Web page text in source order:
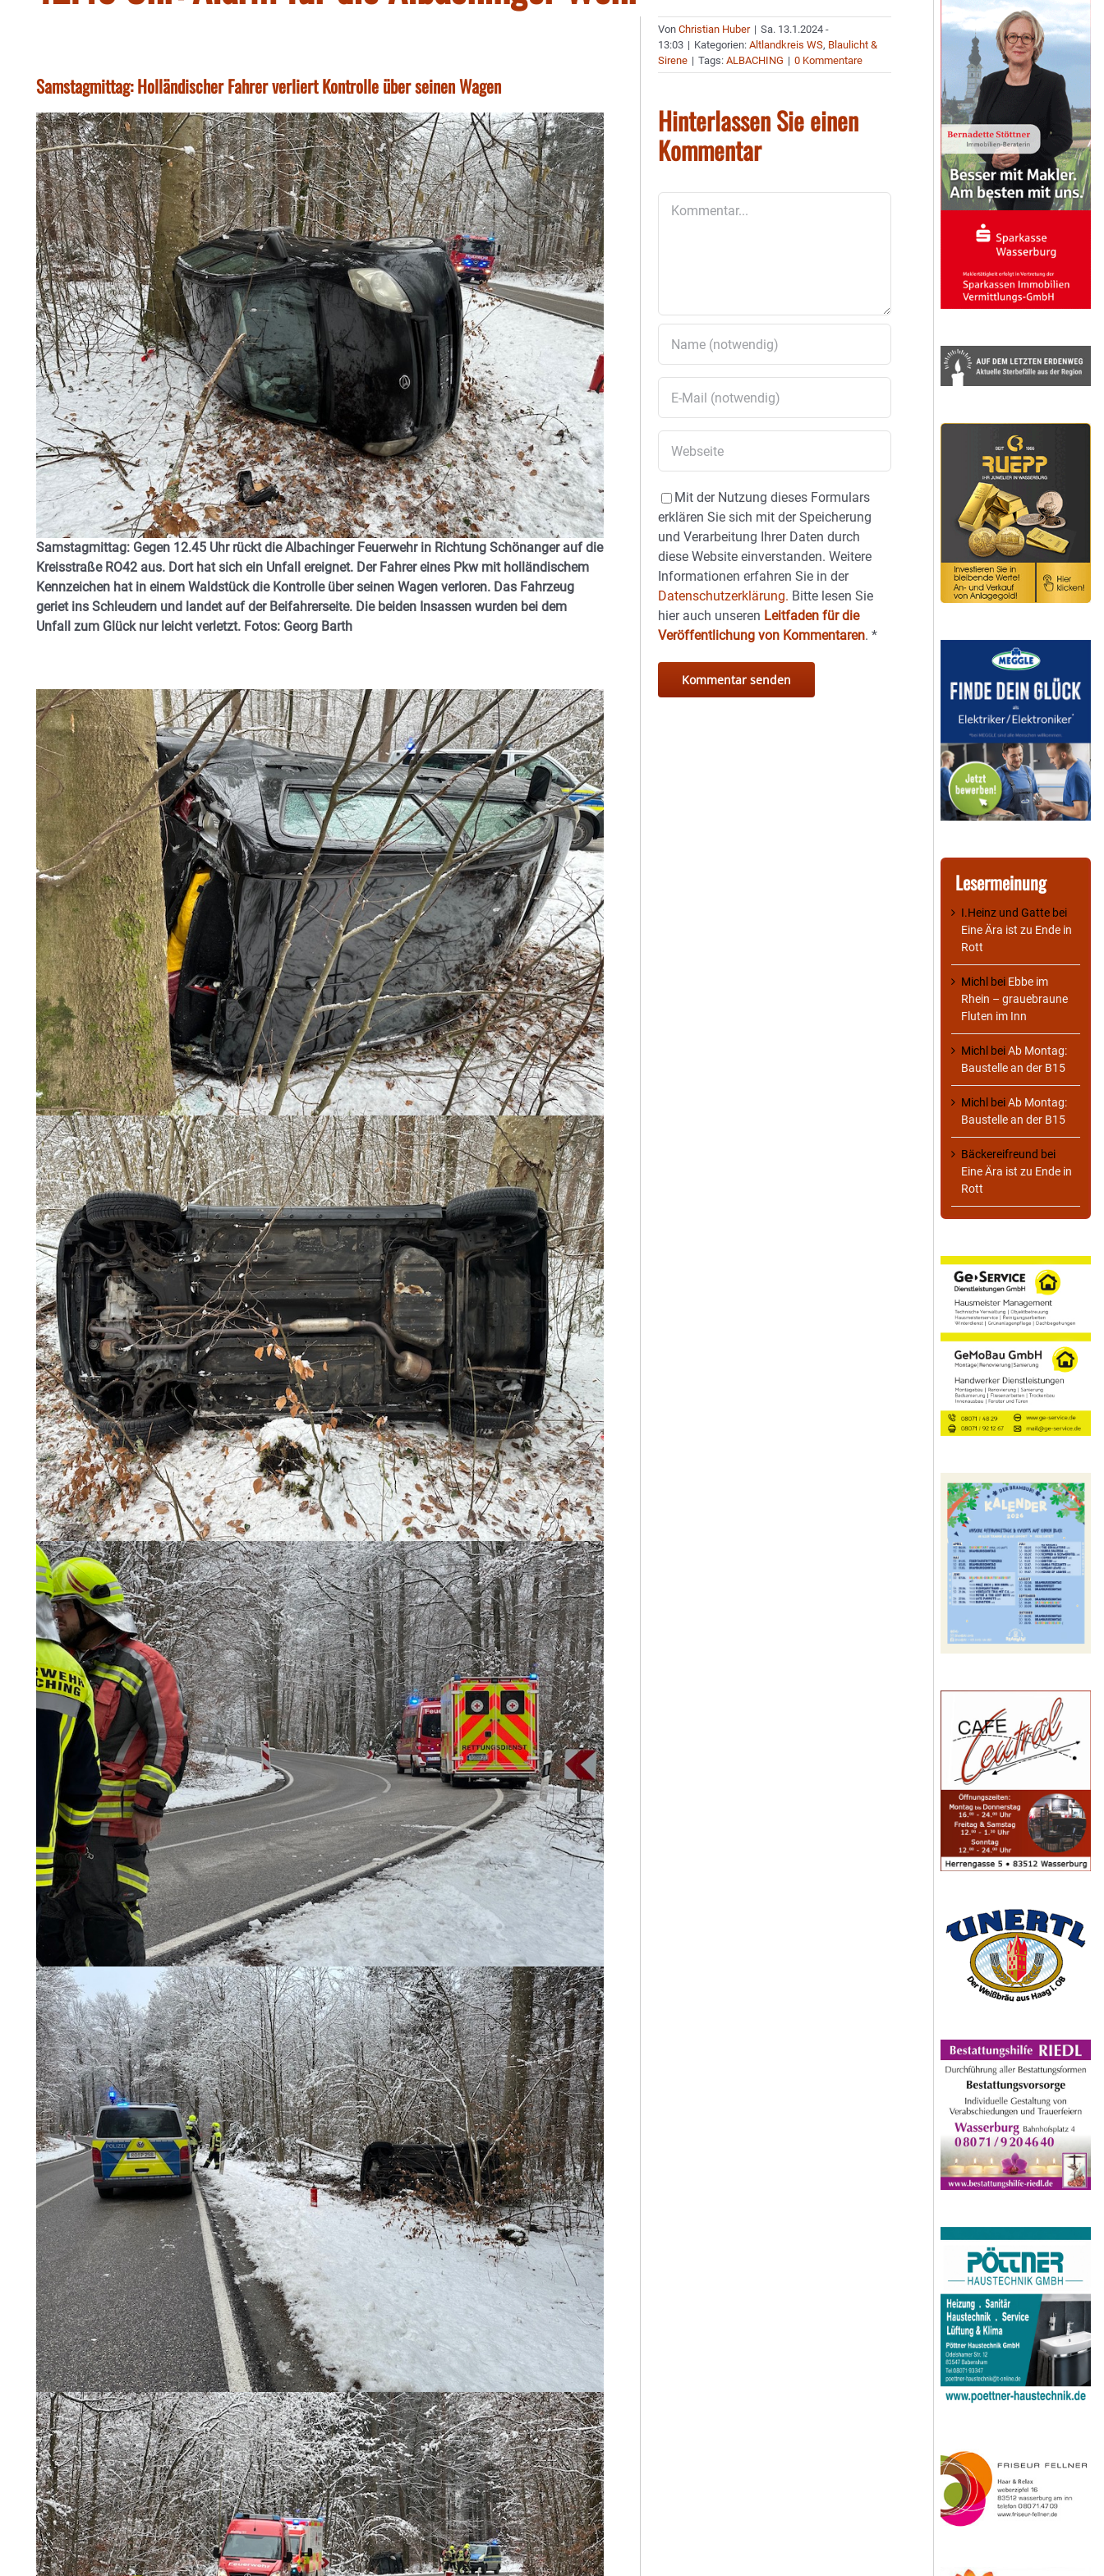
Samstagmittag: Holländischer Fahrer verliert Kontrolle über seinen Wagen
Samstagmittag: Gegen 12.45 Uhr rückt die Albachinger Feuerwehr in Richtung Schönanger auf die
Kreisstraße RO42 aus. Dort hat sich ein Unfall ereignet. Der Fahrer eines Pkw mit holländischem
Kennzeichen hat in einem Waldstück die Kontrolle über seinen Wagen verloren. Das Fahrzeug
geriet ins Schleudern und landet auf der Beifahrerseite. Die beiden Insassen wurden bei dem
Unfall zum Glück nur leicht verletzt. Fotos: Georg Barth
VonChristian Huber | Sa. 13.1.2024 -
13:03 | Kategorien:Altlandkreis WS, Blaulicht &
Sirene | Tags:ALBACHING | 0 Kommentare
Hinterlassen Sie einen
Kommentar
Mit der Nutzung dieses Formulars
erklären Sie sich mit der Speicherung
und Verarbeitung Ihrer Daten durch
diese Website einverstanden. Weitere
Informationen erfahren Sie in der
Datenschutzerklärung. Bitte lesen Sie
hier auch unseren Leitfaden für die
Veröffentlichung von Kommentaren.*
Lesermeinung
I.Heinz und Gatte bei
Eine Ära ist zu Ende in
Rott
Michl bei Ebbe im
Rhein – grauebraune
Fluten im Inn
Michl beiAb Montag:
Baustelle an der B15
Michl beiAb Montag:
Baustelle an der B15
Bäckereifreund bei
Eine Ära ist zu Ende in
Rott